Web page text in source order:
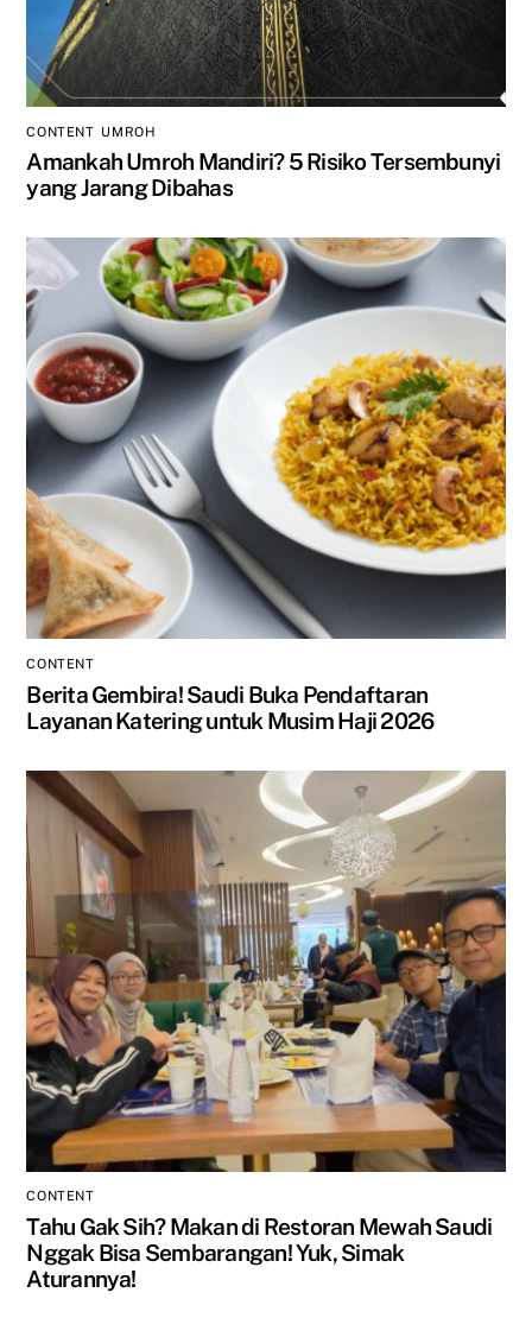
CONTENT, UMROH
Amankah Umroh Mandiri? 5 Risiko Tersembunyi
yang Jarang Dibahas
CONTENT
Berita Gembira! Saudi Buka Pendaftaran
Layanan Katering untuk Musim Haji 2026
CONTENT
Tahu Gak Sih? Makan di Restoran Mewah Saudi
Nggak Bisa Sembarangan! Yuk, Simak
Aturannya!